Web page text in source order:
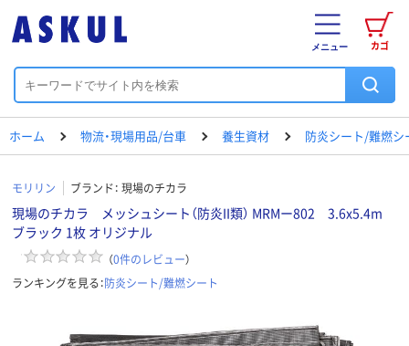
カゴ
メニュー
ホーム 物流・現場用品/台車 養生資材 防炎シート/難燃シ
モリリン ブランド： 現場のチカラ
現場のチカラ メッシュシート（防炎II類） MRMー802 3.6x5.4m
ブラック 1枚 オリジナル
（0件のレビュー）
ランキングを見る：防炎シート/難燃シート